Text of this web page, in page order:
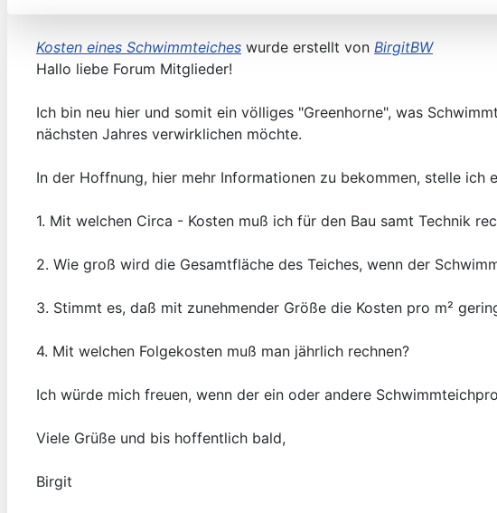
Kosten eines Schwimmteiches wurde erstellt von BirgitBW
Hallo liebe Forum Mitglieder!
Ich bin neu hier und somit ein völliges "Greenhorne", was
nächsten Jahres verwirklichen möchte.
In der Hoffnung, hier mehr Informationen zu bekommen, stelle ich
1. Mit welchen Circa - Kosten muß ich für den Bau samt Technik
2. Wie groß wird die Gesamtfläche des Teiches, wenn der
3. Stimmt es, daß mit zunehmender Größe die Kosten pro m²
4. Mit welchen Folgekosten muß man jährlich rechnen?
Ich würde mich freuen, wenn der ein oder andere
Viele Grüße und bis hoffentlich bald,
Birgit